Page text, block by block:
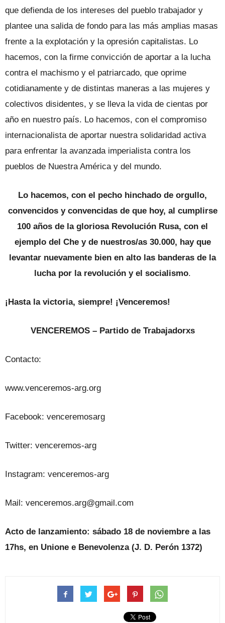
que defienda de los intereses del pueblo trabajador y
plantee una salida de fondo para las más amplias masas
frente a la explotación y la opresión capitalistas. Lo
hacemos, con la firme convicción de aportar a la lucha
contra el machismo y el patriarcado, que oprime
cotidianamente y de distintas maneras a las mujeres y
colectivos disidentes, y se lleva la vida de cientas por
año en nuestro país. Lo hacemos, con el compromiso
internacionalista de aportar nuestra solidaridad activa
para enfrentar la avanzada imperialista contra los
pueblos de Nuestra América y del mundo.
Lo hacemos, con el pecho hinchado de orgullo,
convencidos y convencidas de que hoy, al cumplirse
100 años de la gloriosa Revolución Rusa, con el
ejemplo del Che y de nuestros/as 30.000, hay que
levantar nuevamente bien en alto las banderas de la
lucha por la revolución y el socialismo.
¡Hasta la victoria, siempre! ¡Venceremos!
VENCEREMOS – Partido de Trabajadorxs
Contacto:
www.venceremos-arg.org
Facebook: venceremosarg
Twitter: venceremos-arg
Instagram: venceremos-arg
Mail: venceremos.arg@gmail.com
Acto de lanzamiento: sábado 18 de noviembre a las
17hs, en Unione e Benevolenza (J. D. Perón 1372)